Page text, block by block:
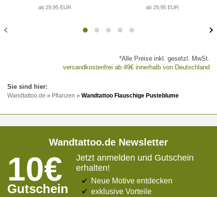
ab 29,95 EUR ab 29,95 EUR
*Alle Preise inkl. gesetzl. MwSt.
versandkostenfrei ab 49€ innerhalb von Deutschland
Wandtattoo.de » Pflanzen » Wandtattoo Flauschige Pusteblume
Wandtattoo.de Newsletter
10€
Gutschein
Jetzt anmelden und Gutschein
erhalten!
Neue Motive entdecken
exklusive Vorteile